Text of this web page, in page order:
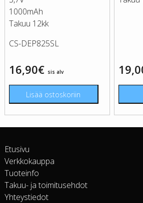
1000mAh
Takuu 12kk
CS-DEP825SL
16,90€ sis alv
Lisää ostoskoriin
Etusivu
Verkkokauppa
Tuoteinfo
Takuu- ja toimitusehdot
Yhteystiedot